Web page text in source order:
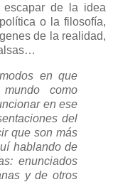
escapar de la idea
o la filosofía,
de la realidad,
en que
como
en ese
del
que son más
hablando de
enunciados
y de otros